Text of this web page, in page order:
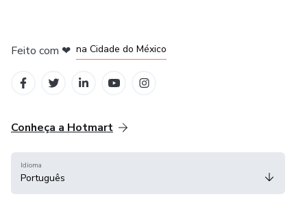
Feito com ❤ na Cidade do México
Conheça a Hotmart
Idioma
Português